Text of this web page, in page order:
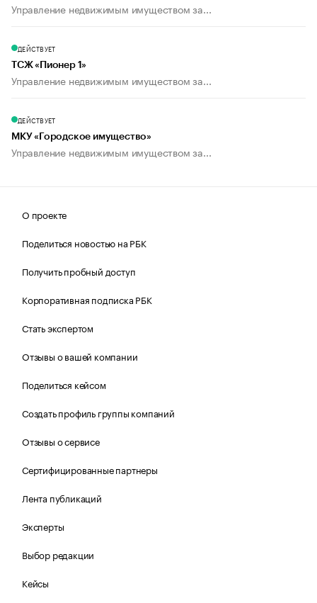
Управление недвижимым имуществом за...
ДЕЙСТВУЕТ
ТСЖ «Пионер 1»
Управление недвижимым имуществом за...
ДЕЙСТВУЕТ
МКУ «Городское имущество»
Управление недвижимым имуществом за...
О проекте
Поделиться новостью на РБК
Получить пробный доступ
Корпоративная подписка РБК
Стать экспертом
Отзывы о вашей компании
Поделиться кейсом
Создать профиль группы компаний
Отзывы о сервисе
Сертифицированные партнеры
Лента публикаций
Эксперты
Выбор редакции
Кейсы